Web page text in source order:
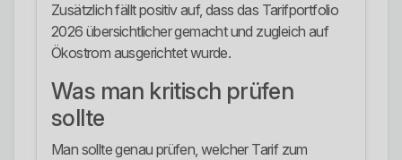
Zusätzlich fällt positiv auf, dass das Tarifportfolio
2026 übersichtlicher gemacht und zugleich auf
Ökostrom ausgerichtet wurde.
Was man kritisch prüfen
sollte
Man sollte genau prüfen, welcher Tarif zum